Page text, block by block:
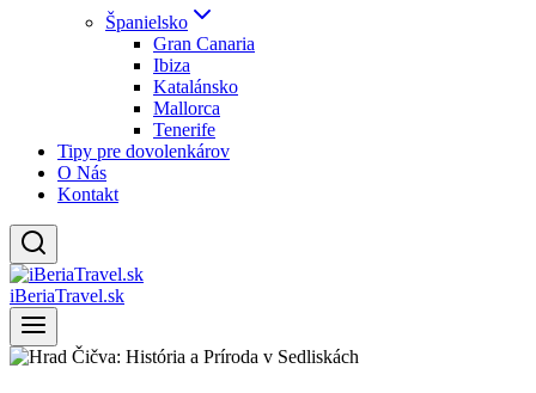
Španielsko
Gran Canaria
Ibiza
Katalánsko
Mallorca
Tenerife
Tipy pre dovolenkárov
O Nás
Kontakt
iBeriaTravel.sk